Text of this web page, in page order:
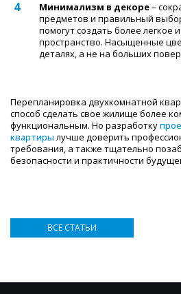
Минимализм в декоре–
предметов и правильный
помогут создать более легкое
пространство. Насыщенные
деталях, а не на больших
Перепланировка двухкомнатной
способ сделать свое жилище более
функциональным. Но разработку
квартирылучше доверить
требования, а также тщательно
безопасности и практичности
ВСЕ СТАТЬИ